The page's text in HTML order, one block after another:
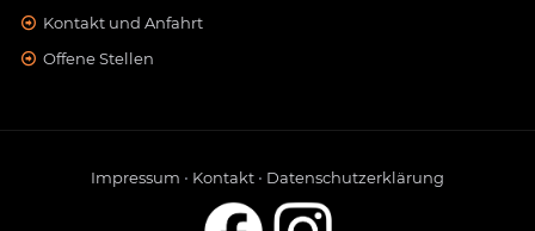
Kontakt und Anfahrt
Offene Stellen
Impressum • Kontakt • Datenschutzerklärung